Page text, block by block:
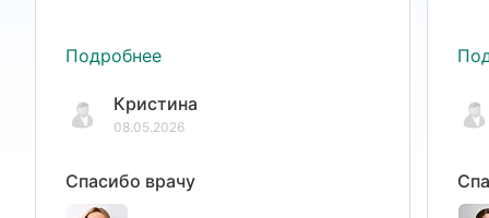
Подробнее
Кристина
08.05.2026
Спасибо врачу